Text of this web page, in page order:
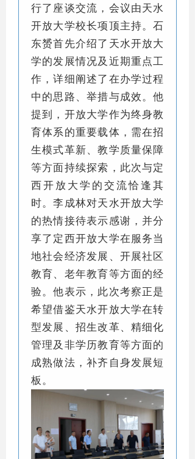
行了座谈交流，会议由天水
开放大学校长项顶主持。石
东赟首先介绍了天水开放大
学的发展情况及近期重点工
作，详细阐述了在办学过程
中的思路、举措与成效。他
提到，开放大学作为终身教
育体系的重要载体，需在招
生模式革新、教学质量保障
等方面持续探索，此次与定
西开放大学的交流恰逢其
时。李成林对天水开放大学
的热情接待表示感谢，并分
享了定西开放大学在服务当
地社会经济发展、开展社区
教育、老年教育等方面的经
验。他表示，此次考察正是
希望借鉴天水开放大学在转
型发展、招生改革、精细化
管理及非学历教育等方面的
成熟做法，补齐自身发展短
板。